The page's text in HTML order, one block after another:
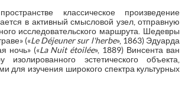
классическое произведение
в активный смысловой узел, отправную
исследовательского маршрута. Шедевры
(«Le Déjeuner sur l'herbe», 1863) Эдуарда
ночь» («La Nuitétoilée», 1889) Винсента ван
эстетического объекта,
для изучения широкого спектра культурных